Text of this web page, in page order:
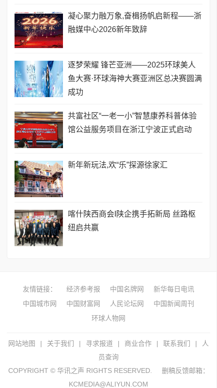
凝心聚力融万象,奋楫扬帆启新程——浙
融媒中心2026新年致辞
逐梦荣耀 锋芒亚洲——2025环球美人
鱼大赛·环球海神大赛亚洲区总决赛圆满
成功
共富社区“一老一小”智慧康养科普体验
馆公益服务项目在浙江宁波正式启动
新年新玩法,欢“乐”探源徐家汇
喀什陕西商会I陕企携手拓新局 丝路枢
纽启共赢
友情链接： 经济参考报 中国名牌网
新华每日电讯
中国城市网
中国财富网 人民论坛网
中国新闻周刊
环球人物网
网站地图 | 关于我们 | 寻求报道 | 商业合作 | 联系我们 |
人
员查询
COPYRIGHT © 华讯之声 RIGHTS RESERVED.
删稿反馈邮箱：
KCMEDIA@ALIYUN.COM